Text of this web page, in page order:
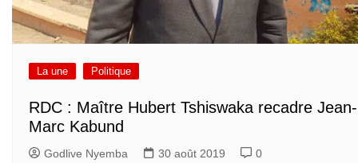
La une Politique
RDC : Maître Hubert Tshiswaka recadre Jean-
Marc Kabund
Godlive Nyemba 30 août 2019 0